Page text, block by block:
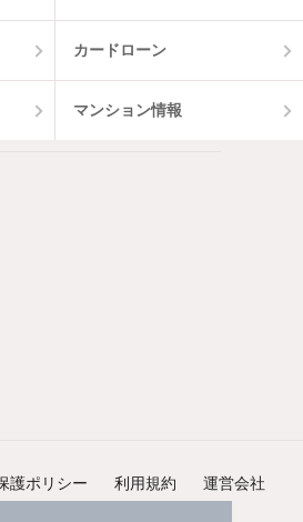
カードローン
マンション情報
護ポリシー 利用規約 運営会社